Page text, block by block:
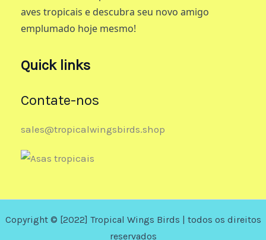
aves tropicais e descubra seu novo amigo
emplumado hoje mesmo!
Quick links
Contate-nos
sales@tropicalwingsbirds.shop
Copyright © [2022] Tropical Wings Birds | todos os direitos
reservados